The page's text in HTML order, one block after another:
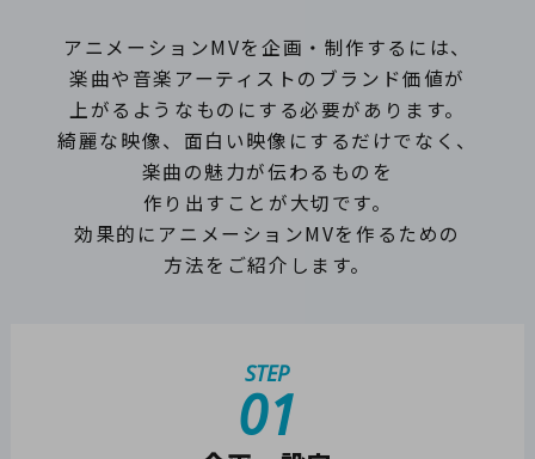
アニメーションMVを企画・制作するには、
楽曲や音楽アーティストのブランド価値が
上がるようなものにする必要があります。
綺麗な映像、面白い映像にするだけでなく、
楽曲の魅力が伝わるものを
作り出すことが大切です。
効果的にアニメーションMVを作るための
方法をご紹介します。
STEP
01